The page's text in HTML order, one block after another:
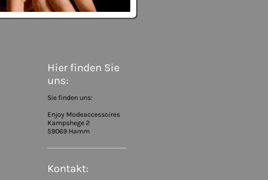
Hier finden Sie
uns:
Sie finden uns:
Enjoy Modeaccessoires
Kampshege 2
59069 Hamm
Kontakt: